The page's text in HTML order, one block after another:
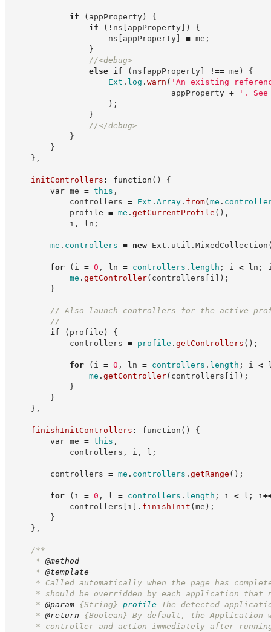
if ( appProperty)
{
if
( ! ns [ appProperty] )
{
ns [ appProperty] = me ;
}
//<debug>
else
if ( ns [ appProperty] !== me )
{
Ext . log . warn ( ' An existing
appProperty + ' .
) ;
}
//</debug>
}
}
} ,
initControllers : function ( )
{
var me = this ,
controllers = Ext . Array. from(me .
profile = me . getCurrentProfile ( ) ,
i , ln ;
me . controllers = new Ext . util . MixedCollection
for ( i = 0 , ln = controllers . length ; i < ln ;
me . getController( controllers [ i ] ) ;
}
// Also launch controllers for the active
//
if
( profile )
{
controllers = profile . getControllers ( ) ;
for ( i = 0 , ln = controllers . length ; i <
me . getController( controllers [ i ] ) ;
}
}
} ,
finishInitControllers : function ( )
{
var me = this ,
controllers , i , l ;
controllers = me . controllers . getRange ( ) ;
for ( i = 0 , l = controllers . length ; i < l ; i
controllers [ i ] . finishInit (me ) ;
}
} ,
/**
* @method
* @template
* Called automatically when the page has
* should be overridden by each application that
* @param {String} profile
The detected
* @return {Boolean}
By default, the Application
* controller and action immediately after running